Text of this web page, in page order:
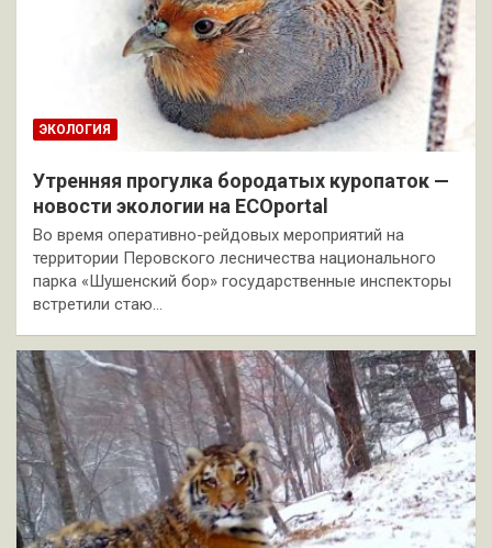
ЭКОЛОГИЯ
Утренняя прогулка бородатых куропаток —
новости экологии на ECOportal
Во время оперативно-рейдовых мероприятий на
территории Перовского лесничества национального
парка «Шушенский бор» государственные инспекторы
встретили стаю…